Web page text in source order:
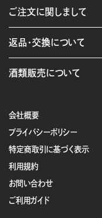
会社概要
プライバシーポリシー
特定商取引に基づく表示
利用規約
お問い合わせ
ご利用ガイド
ご注文に関しまして
返品・交換について
酒類販売について